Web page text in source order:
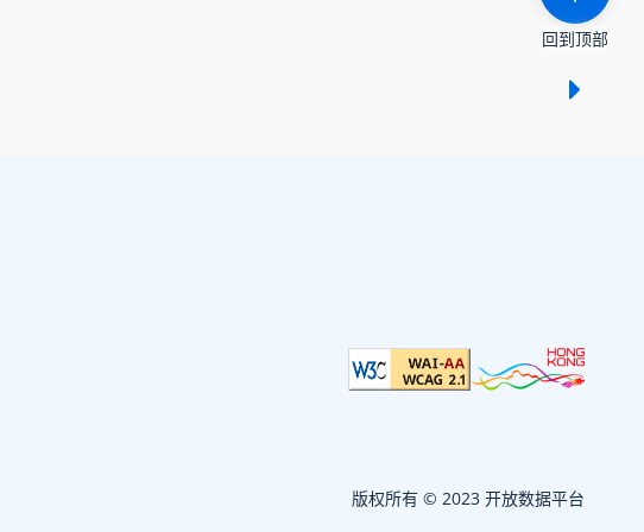
回到顶部
版权所有 © 2023 开放数据平台